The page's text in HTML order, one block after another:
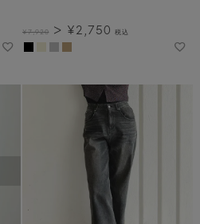
¥7,920 ¥2,750 税込